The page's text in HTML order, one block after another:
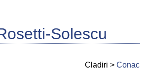
Solescu
Cladiri > Conac